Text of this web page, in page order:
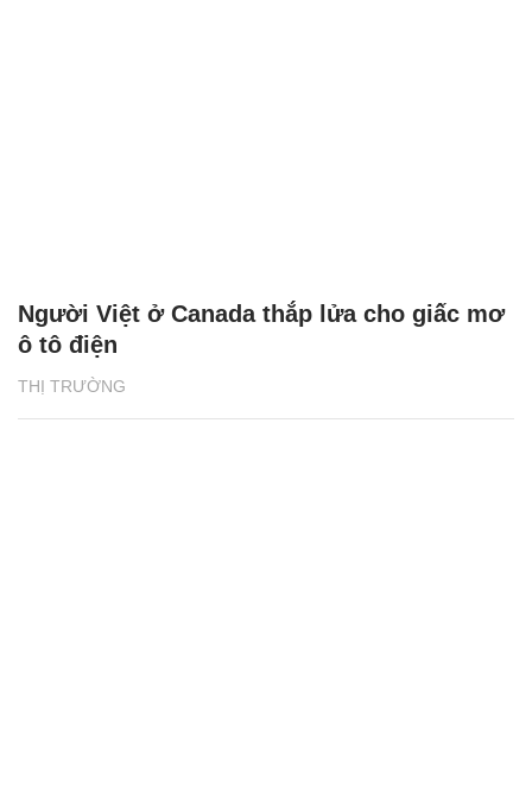
THỊ TRƯỜNG
Người Việt ở Canada thắp lửa cho giấc mơ
ô tô điện